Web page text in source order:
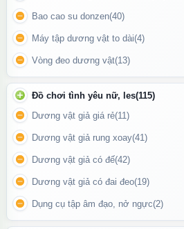
Với lực xịt mạnh mẽ và đầu vòi
BLACK là giải pháp lý tưởng cho vệ
An Toàn & Dễ Dàng Sử Dụng
BLACK STNL sử dụng chất liệu cao
chứa BPA hay các chất độc hại.
hợp trên thân máy giúp bạn dễ dàng
cầu. Máy có thể tháo rời để vệ sinh,
bền lâu dài.
Bao cao su donzen(40)
Máy tập dương vật to dài(4)
Vòng đeo dương vật(13)
Đồ chơi tình yêu nữ, les(115)
Dương vật giả giá rẻ(11)
Dương vật giả rung xoay(41)
Dương vật giả có đế(42)
Dương vật giả có đai đeo(19)
Dụng cụ tập âm đạo, nở ngực(2)